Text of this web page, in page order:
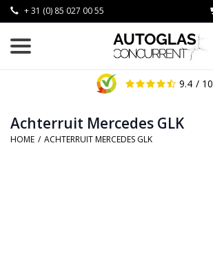
+ 31 (0) 85 027 00 55
9.4 / 10
Achterruit Mercedes GLK
HOME / ACHTERRUIT MERCEDES GLK